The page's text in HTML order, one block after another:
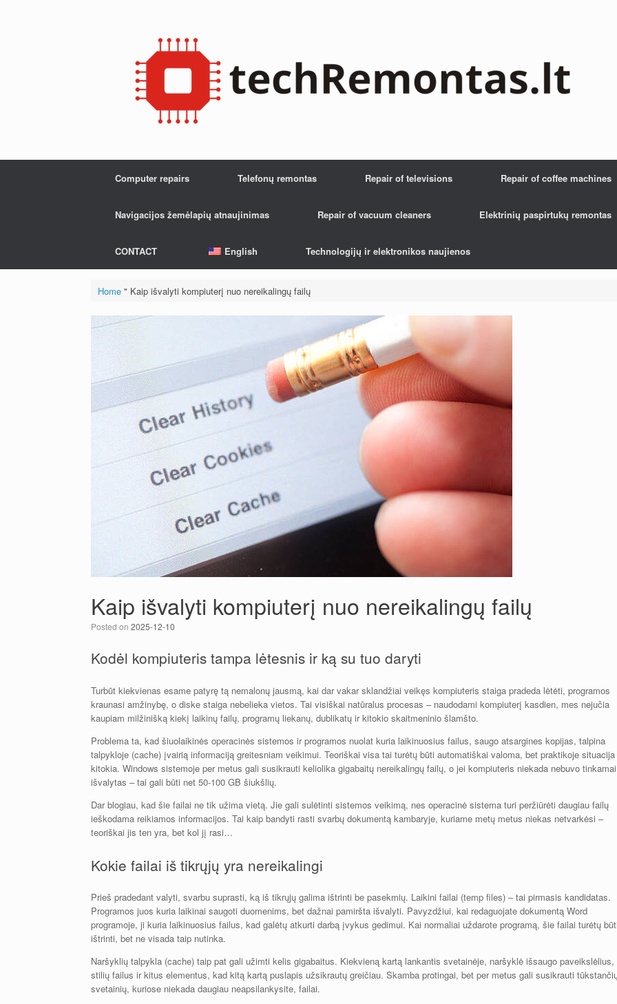
Computer repairs Telefonų remontas Repair of televisions Repair of coffee machines
Navigacijos žemėlapių atnaujinimas Repair of vacuum cleaners Elektrinių paspirtukų remontas
CONTACT English Technologijų ir elektronikos naujienos
Home" Kaip išvalyti kompiuterį nuo nereikalingų failų
Kaip išvalyti kompiuterį nuo nereikalingų failų
Posted on 2025-12-10
Kodėl kompiuteris tampa lėtesnis ir ką su tuo daryti
Turbūt kiekvienas esame patyrę tą nemalonų jausmą, kai dar vakar sklandžiai veikęs kompiuteris staiga pradeda lėtėti, programos
kraunasi amžinybę, o diske staiga nebelieka vietos. Tai visiškai natūralus procesas – naudodami kompiuterį kasdien, mes nejučia
kaupiam milžinišką kiekį laikinų failų, programų liekanų, dublikatų ir kitokio skaitmeninio šlamšto.
Problema ta, kad šiuolaikinės operacinės sistemos ir programos nuolat kuria laikinuosius failus, saugo atsargines kopijas, talpina
talpykloje (cache) įvairią informaciją greitesniam veikimui. Teoriškai visa tai turėtų būti automatiškai valoma, bet praktikoje situacija
kitokia. Windows sistemoje per metus gali susikrauti keliolika gigabaitų nereikalingų failų, o jei kompiuteris niekada nebuvo tinkamai
išvalytas – tai gali būti net 50-100 GB šiukšlių.
Dar blogiau, kad šie failai ne tik užima vietą. Jie gali sulėtinti sistemos veikimą, nes operacinė sistema turi peržiūrėti daugiau failų
ieškodama reikiamos informacijos. Tai kaip bandyti rasti svarbų dokumentą kambaryje, kuriame metų metus niekas netvarkėsi –
teoriškai jis ten yra, bet kol jį rasi…
Kokie failai iš tikrųjų yra nereikalingi
Prieš pradedant valyti, svarbu suprasti, ką iš tikrųjų galima ištrinti be pasekmių. Laikini failai (temp files) – tai pirmasis kandidatas.
Programos juos kuria laikinai saugoti duomenims, bet dažnai pamiršta išvalyti. Pavyzdžiui, kai redaguojate dokumentą Word
programoje, ji kuria laikinuosius failus, kad galėtų atkurti darbą įvykus gedimui. Kai normaliai uždarote programą, šie failai turėtų būti
ištrinti, bet ne visada taip nutinka.
Naršyklių talpykla (cache) taip pat gali užimti kelis gigabaitus. Kiekvieną kartą lankantis svetainėje, naršyklė išsaugo paveikslėlius,
stilių failus ir kitus elementus, kad kitą kartą puslapis užsikrautų greičiau. Skamba protingai, bet per metus gali susikrauti
svetainių, kuriose niekada daugiau neapsilankysite, failai.